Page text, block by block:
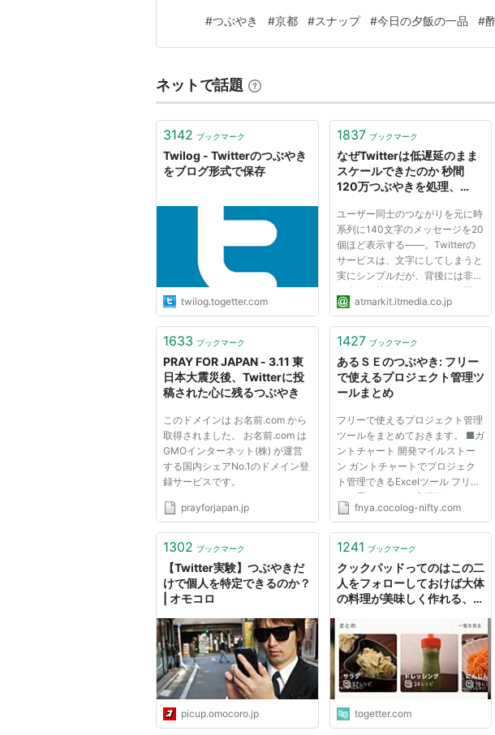
進々堂。 祇園の芸舞妓さんらも通う喫茶店。カラフルな
スに並べられている。以前食べたことあるが懐かしい感
#つぶやき #京都 #スナップ #今日の夕飯の一品 #
ネットで話題
3142 ブックマーク
Twilog - Twitterのつぶやき
をブログ形式で保存
twilog.togetter.com
1837 ブックマーク
なぜTwitterは低遅延のまま
スケールできたのか 秒間
120万つぶやきを処理、
IT
ユーザー同士のつながりを元に時
系列に140文字のメッセージを20
個ほど表示する――。Twitterの
サービスは、文字にしてしまうと
実にシンプルだが、背後には非常
に大きな技術的チャレンジが横た
わっている。つぶやき数は月間10
ッセージ数は秒間120万にも達
すソ...
atmarkit.itmedia.co.jp
1633 ブックマーク
PRAY FOR JAPAN - 3.11 東
日本大震災後、Twitterに投
稿された心に残るつぶやき
このドメインは お名前.com から
取得されました。 お名前.com は
GMOインターネット(株) が運営
する国内シェアNo.1のドメイン登
録サービスです。
prayforjapan.jp
1427 ブックマーク
あるＳＥのつぶやき: フリー
で使えるプロジェクト管理ツ
ールまとめ
フリーで使えるプロジェクト管理
ツールをまとめておきます。 ■ガ
ントチャート 開発マイルストー
ン ガントチャートでプロジェク
ト管理できるExcelツール フリー
とは思えないほど高機能 ガント
チャートforExcel・・・シェアウ
トチャートでプロジェクト管理で
の...
fnya.cocolog-nifty.com
1302 ブックマーク
【Twitter実験】つぶやきだ
けで個人を特定できるのか？
| オモコロ
picup.omocoro.jp
1241 ブックマーク
クックパッドってのはこの二
人をフォローしておけば大体
の料理が美味しく作れる、と
る」の声…他にもオススメ
色々 - Togetter
togetter.com